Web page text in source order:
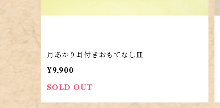
月あかり耳付きおもてなし皿
¥9,900
SOLD OUT